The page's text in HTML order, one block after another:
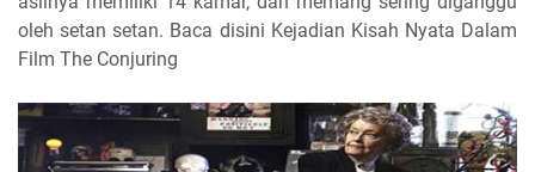
oleh setan setan. Baca disini Kejadian Kisah Nyata Dalam
Film The Conjuring